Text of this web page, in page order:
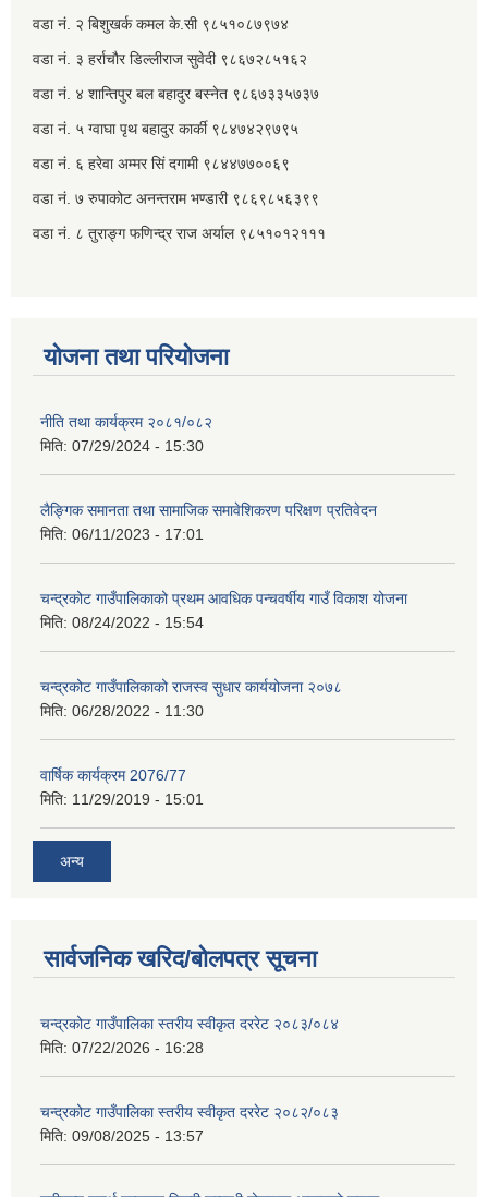
वडा नं. २ ‌‍बिशुखर्क कमल के.सी ९८५१०८७९७४
वडा नं. ३ हर्राचौर डिल्लीराज सुवेदी ९८६७२८५१६२
वडा नं. ४ शान्तिपुर बल बहादुर बस्नेत​ ९८६७३३५७३७
वडा नं. ५ ग्वाघा पृथ बहादुर कार्की ९८४७४२९७९५
वडा नं. ६ हरेवा अम्मर सिं दगामी​ ९८४४७७००६९
वडा नं. ७ ‌‍रुपाकोट अनन्तराम भण्डारी ९८६९८५६३९९
वडा नं. ८ तुराङ्ग फणिन्द्र राज अर्याल ९८५१०१२१११
योजना तथा परियोजना
नीति तथा कार्यक्रम २०८१/०८२
मिति: 07/29/2024 - 15:30
लैङ्गिक समानता तथा सामाजिक समावेशिकरण परिक्षण प्रतिवेदन
मिति: 06/11/2023 - 17:01
चन्द्रकोट गाउँपालिकाको प्रथम आवधिक पन्चवर्षीय गाउँ विकाश योजना
मिति: 08/24/2022 - 15:54
चन्द्रकोट गाउँपालिकाको राजस्व सुधार कार्ययोजना २०७८
मिति: 06/28/2022 - 11:30
वार्षिक कार्यक्रम 2076/77
मिति: 11/29/2019 - 15:01
अन्य
सार्वजनिक खरिद/बोलपत्र सूचना
चन्द्रकोट गाउँपालिका स्तरीय स्वीकृत दररेट २०८३/०८४
मिति: 07/22/2026 - 16:28
चन्द्रकोट गाउँपालिका स्तरीय स्वीकृत दररेट २०८२/०८३
मिति: 09/08/2025 - 13:57